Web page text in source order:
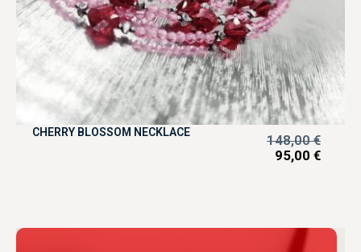
CHERRY BLOSSOM NECKLACE 148,00€
95,00 €